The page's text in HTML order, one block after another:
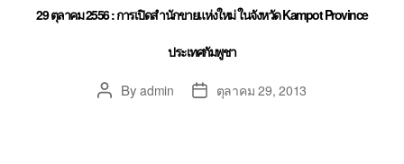
29 ตุลาคม 2556 : การเปิดสำนักขายแห่งใหม่ ในจังหวัด Kampot Province
ประเทศกัมพูชา
Byadmin ตุลาคม 29, 2013